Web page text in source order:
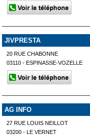
JIVPRESTA
20 RUE CHABONNE
03110 - ESPINASSE-VOZELLE
AG INFO
27 RUE LOUIS NEILLOT
03200 - LE VERNET